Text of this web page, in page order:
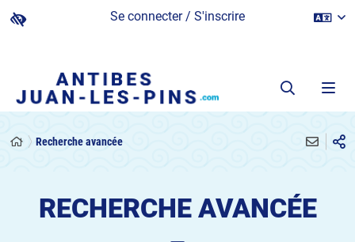
Se connecter / S'inscrire
Recherche avancée
RECHERCHE AVANCÉE